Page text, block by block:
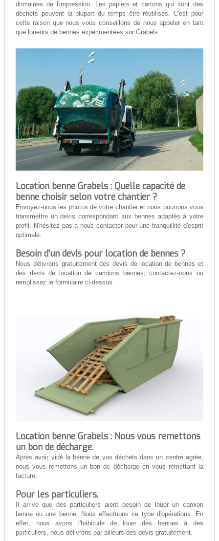
domaines de l'impression. Les papiers et cartons qui sont des
déchets peuvent la plupart du temps être réutilisés. C'est pour
cette raison que nous vous conseillons de nous appeler en tant
que loueurs de bennes expérimentées sur Grabels.
Location benne Grabels : Quelle capacité de
benne choisir selon votre chantier ?
Envoyez-nous les photos de votre chantier et nous pourrons vous
transmettre un devis correspondant aux bennes adaptés à votre
profil. N'hésitez pas à nous contacter pour une tranquillité d'esprit
optimale.
Besoin d'un devis pour location de bennes ?
Nous délivrons gratuitement des devis de location de bennes et
des devis de location de camions bennes, contactez-nous ou
remplissez le formulaire ci-dessus.
Location benne Grabels : Nous vous remettons
un bon de décharge.
Après avoir vidé la benne de vos déchets dans un centre agrée,
nous vous remettons un bon de décharge en vous remettant la
facture.
Pour les particuliers.
Il arrive que des particuliers aient besoin de louer un camion
benne ou une benne. Nous effectuons ce type d'opérations. En
effet, nous avons l'habitude de louer des bennes à des
particuliers, nous délivrons par ailleurs des devis gratuitement.